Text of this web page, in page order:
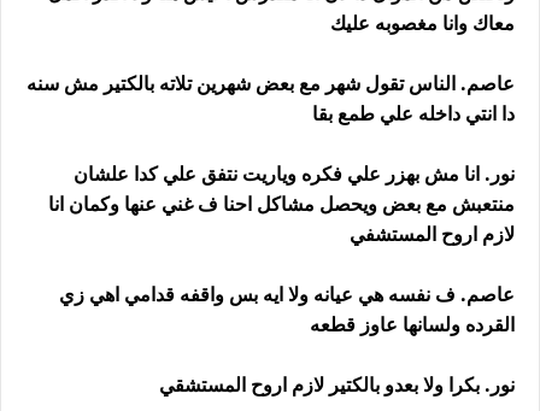
معاك وانا مغصوبه عليك
عاصم. الناس تقول شهر مع بعض شهرين تلاته بالكتير مش سنه
دا انتي داخله علي طمع بقا
نور. انا مش بهزر علي فكره وياريت نتفق علي كدا علشان
منتعبش مع بعض ويحصل مشاكل احنا ف غني عنها وكمان انا
لازم اروح المستشفي
عاصم. ف نفسه هي عيانه ولا ايه بس واقفه قدامي اهي زي
القرده ولسانها عاوز قطعه
نور. بكرا ولا بعدو بالكتير لازم اروح المستشقي